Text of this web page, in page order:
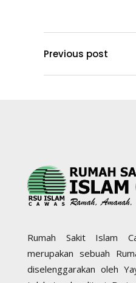
Previous post
Rumah Sakit Islam
merupakan sebuah
diselenggarakan oleh